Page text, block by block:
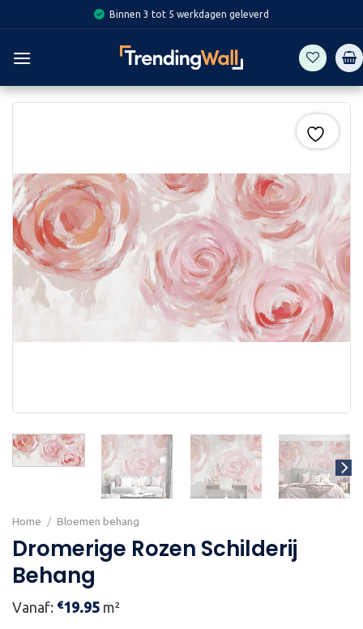
to
content
Binnen 3 tot 5 werkdagen geleverd
Home / Bloemen behang
Dromerige Rozen Schilderij
Behang
Vanaf: €19.95 m²